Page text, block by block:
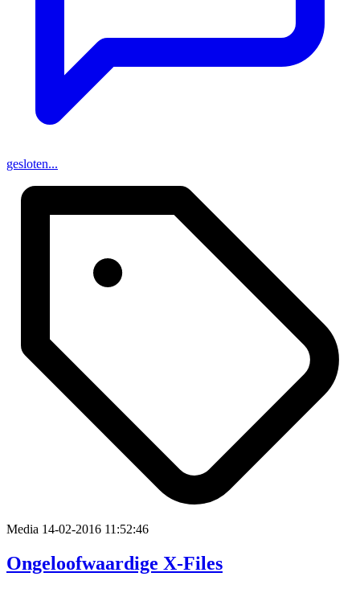
gesloten...
Media 14-02-2016 11:52:46
Ongeloofwaardige X-Files